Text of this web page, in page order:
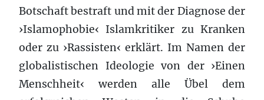
Botschaft bestraft und mit der Diagnose der
›Islamophobie‹ Islamkritiker zu Kranken
oder zu ›Rassisten‹ erklärt. Im Namen der
globalistischen Ideologie von der ›Einen
Menschheit‹ werden alle Übel dem